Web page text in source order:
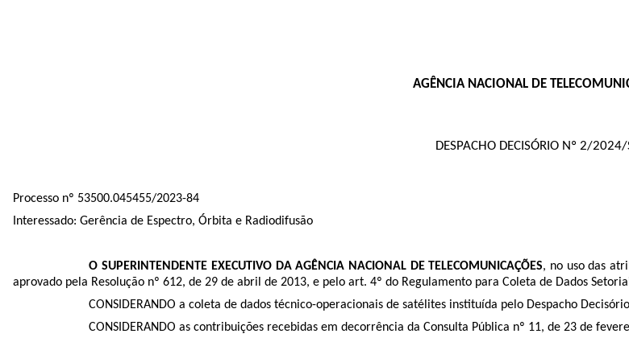
AGÊNCIA NACIONAL DE
DESPACHO DECISÓRIO Nº 2/2024/
Processo nº 53500.045455/2023-84
Interessado: Gerência de Espectro, Órbita e Radiodifusão
O SUPERINTENDENTE EXECUTIVO DA AGÊNCIA NACIONAL DE TELECOMUNICAÇÕES, no uso das
aprovado pela Resolução nº 612, de 29 de abril de 2013, e pelo art. 4º do Regulamento para Coleta de Dados
CONSIDERANDO a coleta de dados técnico-operacionais de satélites instituída pelo Despacho Decisór
CONSIDERANDO as contribuições recebidas em decorrência da Consulta Pública nº 11, de 23 de